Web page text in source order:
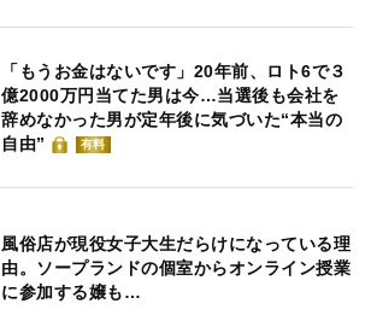
「もうお金はないです」20年前、ロト6で３
億2000万円当てた男は今…当選後も会社を
辞めなかった男が定年後に気づいた“本当の
自由”
有料
風俗店が現役女子大生だらけになっている理
由。ソープランドの個室からオンライン授業
に参加する嬢も…